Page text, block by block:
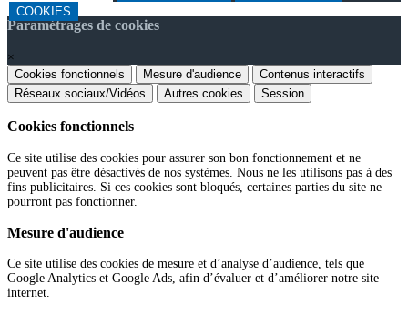
COOKIES
Paramétrages de cookies
×
Cookies fonctionnels
Mesure d'audience
Contenus interactifs
Réseaux sociaux/Vidéos
Autres cookies Session
Cookies fonctionnels
Ce site utilise des cookies pour assurer son bon fonctionnement et ne
peuvent pas être désactivés de nos systèmes. Nous ne les utilisons pas à des
fins publicitaires. Si ces cookies sont bloqués, certaines parties du site ne
pourront pas fonctionner.
Mesure d'audience
Ce site utilise des cookies de mesure et d’analyse d’audience, tels que
Google Analytics et Google Ads, afin d’évaluer et d’améliorer notre site
internet.